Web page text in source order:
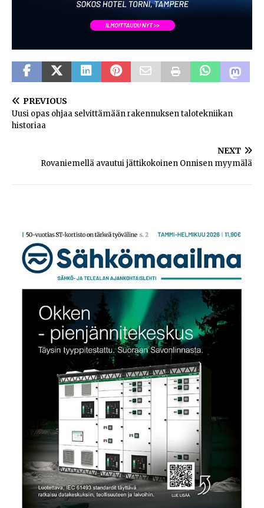
PREVIOUS
Uusi opas ohjaa selvittämään rakennuksen talotekniikan
historiaa
NEXT
Rovaniemellä avautui jättikokoinen Onnisen myymälä